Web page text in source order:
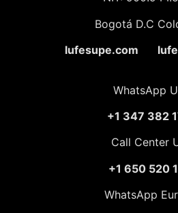
Bogotá D.C
lufesupe.com
WhatsApp
+1 347 382
Call Center
+1 650 520
WhatsApp